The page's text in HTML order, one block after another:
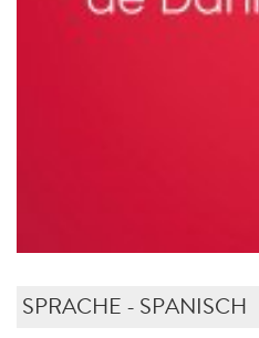
SPRACHE - SPANISCH